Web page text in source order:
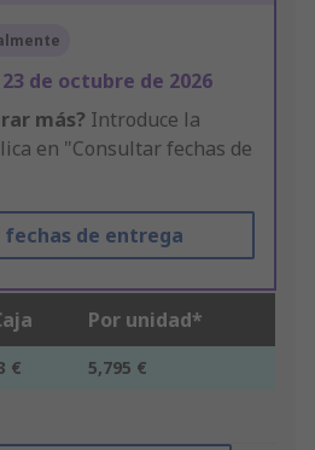
23 de octubre de 2026
más? Introduce la
en "Consultar fechas de
fechas de entrega
Por unidad*
€ 5,795 €